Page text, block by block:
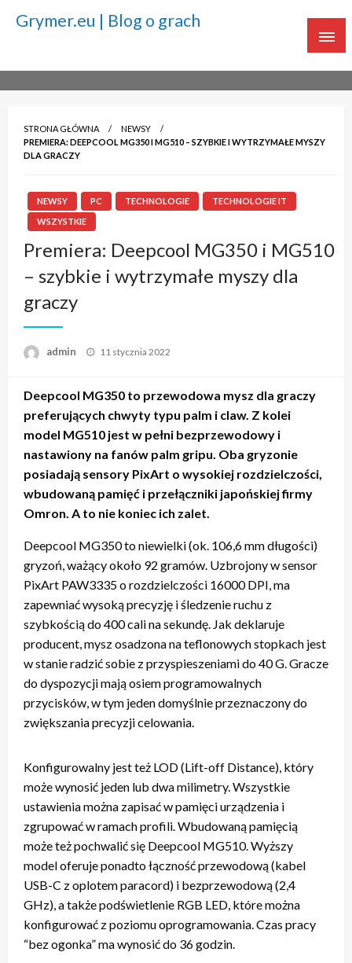
Grymer.eu | Blog o grach
STRONA GŁÓWNA
NEWSY
PREMIERA: DEEPCOOL MG350 I MG510 – SZYBKIE I WYTRZYMAŁE MYSZY
DLA GRACZY
NEWSY PC TECHNOLOGIE
TECHNOLOGIE IT
WSZYSTKIE
Premiera: Deepcool MG350 i MG510
– szybkie i wytrzymałe myszy dla
graczy
admin Napisano
11 stycznia 2022
Deepcool MG350 to przewodowa mysz dla graczy
preferujących chwyty typu palm i claw. Z kolei
model MG510 jest w pełni bezprzewodowy i
nastawiony na fanów palm gripu. Oba gryzonie
posiadają sensory PixArt o wysokiej rozdzielczości,
wbudowaną pamięć i przełączniki japońskiej firmy
Omron. A to nie koniec ich zalet.
Deepcool MG350 to niewielki (ok. 106,6 mm długości)
gryzoń, ważący około 92 gramów. Uzbrojony w sensor
PixArt PAW3335 o rozdzielczości 16000 DPI, ma
zapewniać wysoką precyzję i śledzenie ruchu z
szybkością do 400 cali na sekundę. Jak deklaruje
producent, mysz osadzona na teflonowych stopkach jest
w stanie radzić sobie z przyspieszeniami do 40 G. Gracze
do dyspozycji mają osiem programowalnych
przycisków, w tym jeden domyślnie przeznaczony do
zwiększania precyzji celowania.
Konfigurowalny jest też LOD (Lift-off Distance), który
może wynosić jeden lub dwa milimetry. Wszystkie
ustawienia można zapisać w pamięci urządzenia i
zgrupować w ramach profili. Wbudowaną pamięcią
może też pochwalić się Deepcool MG510. Wyższy
model oferuje ponadto łączność przewodową (kabel
USB-C z oplotem paracord) i bezprzewodową (2,4
GHz), a także podświetlenie RGB LED, które można
konfigurować z poziomu oprogramowania. Czas pracy
“bez ogonka” ma wynosić do 36 godzin.